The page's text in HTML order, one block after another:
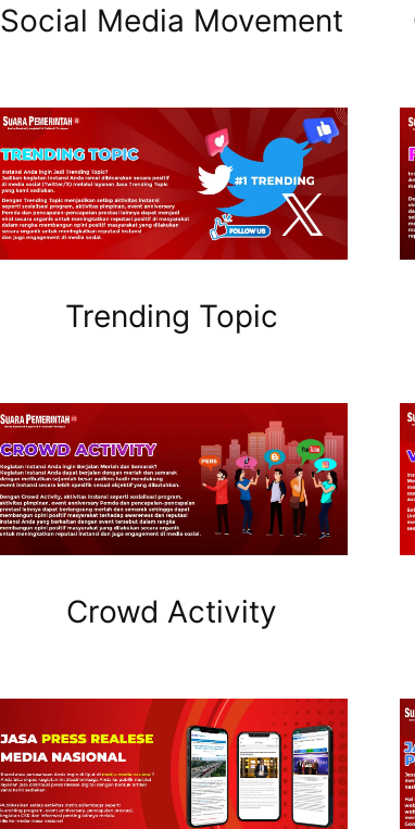
Social Media Movement
Trending Topic
Crowd Activity